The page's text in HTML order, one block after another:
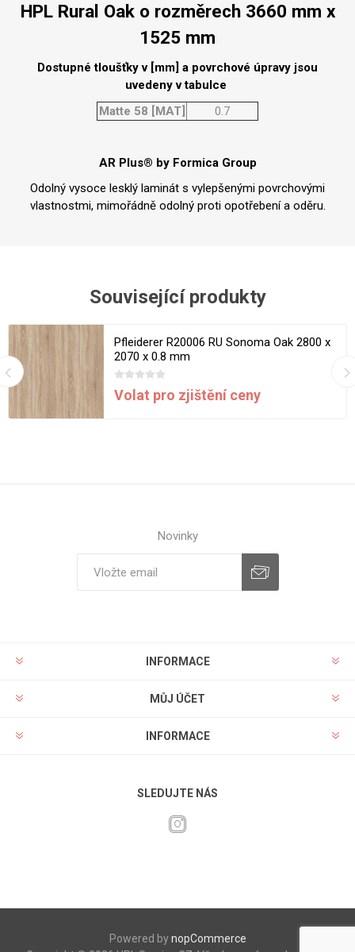
HPL Rural Oak o rozměrech 3660 mm x
1525 mm
Dostupné tloušťky v [mm] a povrchové úpravy jsou
uvedeny v tabulce
Matte 58 [MAT]
0.7
AR Plus® by Formica Group
Odolný vysoce lesklý laminát s vylepšenými povrchovými
vlastnostmi, mimořádně odolný proti opotřebení a oděru.
Související produkty
Pfleiderer R20006 RU Sonoma Oak 2800 x
2070 x 0.8 mm
Volat pro zjištění ceny
Novinky
INFORMACE
MŮJ ÚČET
INFORMACE
SLEDUJTE NÁS
Powered bynopCommerce